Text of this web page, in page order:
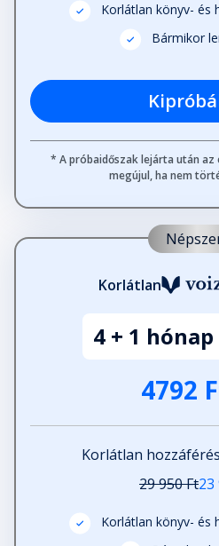
Második lépés – Minden a
Fejezet hossza: 00:05:32
Harmadik lépés
Fejezet hossza: 00:00:18
Harmadik lépés – Az
nem a tökéletességből
Fejezet hossza: 00:09:26
a kritikákra
Fejezet hossza: 00:09:47
az önbírálattal
Fejezet hossza: 00:03:27
Korlátlan könyv- és
Bármikor
* A próbaidőszak lejárta után
megújul, ha nem
Korlátlan
4 + 1
4792
Korlátlan hozzáférés
29 950 Ft23
Korlátlan könyv- és